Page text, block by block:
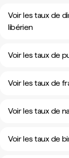
Voir les taux de
libérien
Voir les taux de
Voir les taux de
Voir les taux de
Voir les taux de